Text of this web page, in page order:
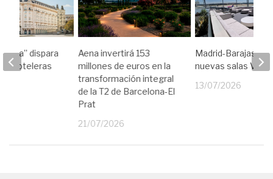
Aena invertirá 153
millones de euros en la
transformación integral
de la T2 de Barcelona-El
Prat
21/07/2026
Madrid-Barajas
nuevas salas VIP
13/07/2026
dispara
hoteleras